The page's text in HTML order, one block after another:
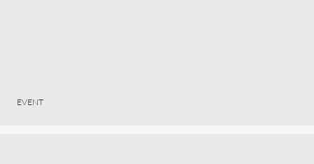
EVENT